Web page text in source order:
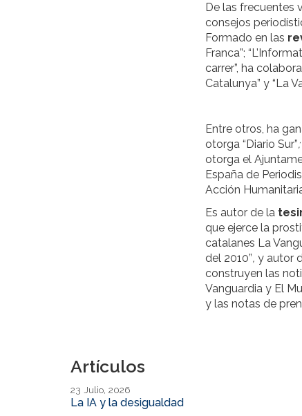
De las frecuentes
consejos
Formado en las
Franca”;
carrer”, ha
Catalunya” y “La
Entre otros, ha
otorga “Diario Sur”;
otorga el
España de
Acción
Es autor de la
que ejerce la
catalanes La
del 2010”, y autor
construyen las
Vanguardia y El
y las notas de
Artículos
23 Julio, 2026
La IA y la desigualdad